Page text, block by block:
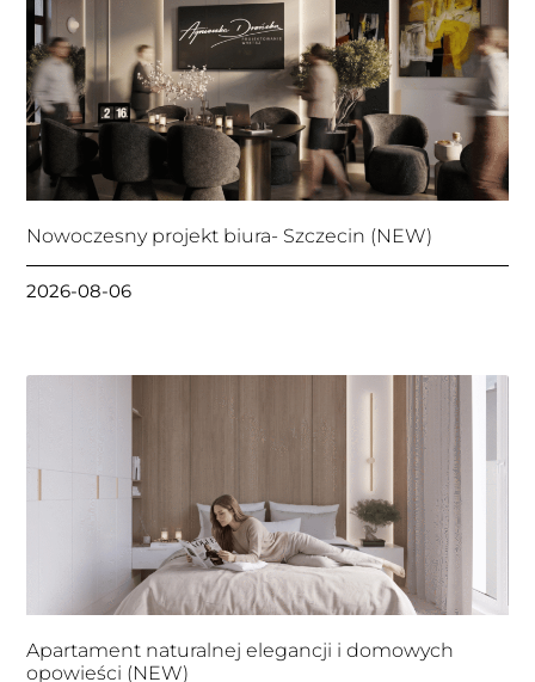
Nowoczesny projekt biura- Szczecin (NEW)
2026-08-06
Apartament naturalnej elegancji i domowych
opowieści (NEW)